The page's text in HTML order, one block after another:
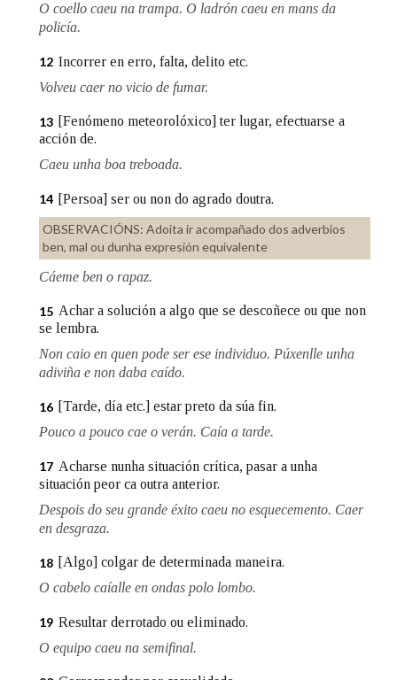
O coello caeu na trampa. O ladrón caeu en mans da
policía.
12 Incorrer en erro, falta, delito etc.
Volveu caer no vicio de fumar.
13 [Fenómeno meteorolóxico] ter lugar, efectuarse a
acción de.
Caeu unha boa treboada.
14 [Persoa] ser ou non do agrado doutra.
OBSERVACIÓNS: Adoita ir acompañado dos adverbios
ben, mal ou dunha expresión equivalente
Cáeme ben o rapaz.
15 Achar a solución a algo que se descoñece ou que non
se lembra.
Non caio en quen pode ser ese individuo. Púxenlle unha
adiviña e non daba caído.
16 [Tarde, día etc.] estar preto da súa fin.
Pouco a pouco cae o verán. Caía a tarde.
17 Acharse nunha situación crítica, pasar a unha
situación peor ca outra anterior.
Despois do seu grande éxito caeu no esquecemento. Caer
en desgraza.
18 [Algo] colgar de determinada maneira.
O cabelo caíalle en ondas polo lombo.
19 Resultar derrotado ou eliminado.
O equipo caeu na semifinal.